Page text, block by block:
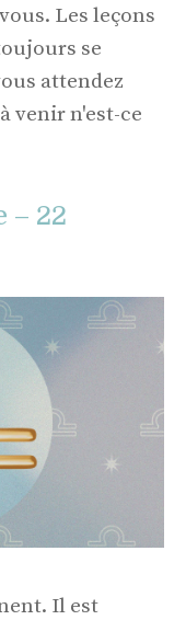
Les leçons
se
attendez
venir n'est-ce
– 22
Il est